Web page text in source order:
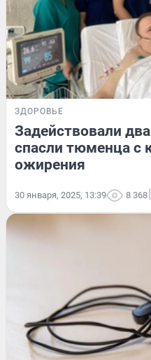
ЗДОРОВЬЕ
Задействовали
спасли тюменца с
ожирения
30 января, 2025, 13:39 8 368